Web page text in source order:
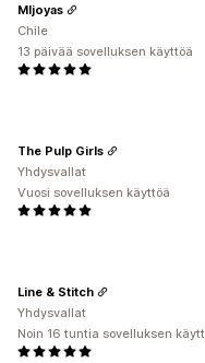
Mljoyas
Chile
13 päivää sovelluksen käyttöä
The Pulp Girls
Yhdysvallat
Vuosi sovelluksen käyttöä
Line & Stitch
Yhdysvallat
Noin 16 tuntia sovelluksen